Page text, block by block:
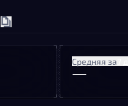
Средняя за
—